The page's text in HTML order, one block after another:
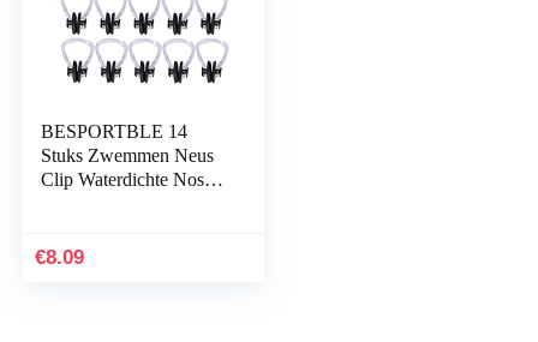
BESPORTBLE 14
Stuks Zwemmen Neus
Clip Waterdichte Nose
Zwemmen Neus
€8.09